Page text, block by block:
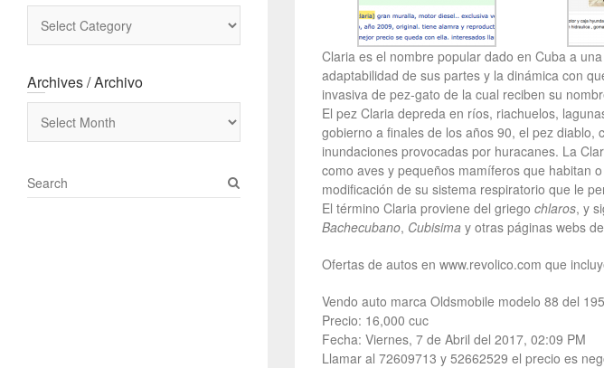
Claria es el nombre popular dado en Cuba a
adaptabilidad de sus partes y la dinámica con
invasiva de pez-gato de la cual reciben su
El pez Claria depreda en ríos, riachuelos,
gobierno a finales de los años 90, el pez
inundaciones provocadas por huracanes. La
como aves y pequeños mamíferos que habitan
modificación de su sistema respiratorio que le
El término Claria proviene del griego chlaros, y
Bachecubano, Cubisimay otras páginas webs
Ofertas de autos en www.revolico.com que
Vendo auto marca Oldsmobile modelo 88 del
Precio: 16,000 cuc
Fecha: Viernes, 7 de Abril del 2017, 02:09 PM
Llamar al 72609713 y 52662529 el precio es
Archives / Archivo
S
e